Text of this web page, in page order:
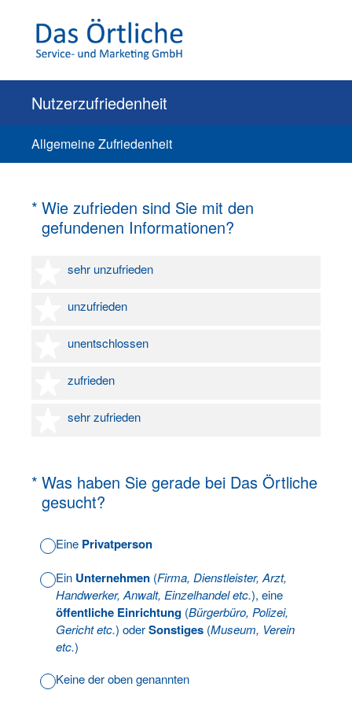
Nutzerzufriedenheit
Allgemeine Zufriedenheit
* Wie zufrieden sind Sie mit den
gefundenen Informationen?
(Erforderlich.)
sehr unzufrieden
1 Stern
unzufrieden
2 Sterne
unentschlossen
3 Sterne
zufrieden
4 Sterne
sehr zufrieden
5 Sterne
* Was haben Sie gerade bei Das Örtliche
gesucht?
(Erforderlich.)
Eine Privatperson
Ein Unternehmen (Firma, Dienstleister, Arzt,
Handwerker, Anwalt, Einzelhandel etc.), eine
öffentliche Einrichtung (Bürgerbüro, Polizei,
Gericht etc.) oderSonstiges (Museum, Verein
etc.)
Keine der oben genannten